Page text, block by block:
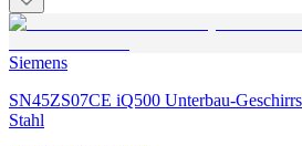
Siemens
SN45ZS07CE iQ500 Unterbau-
Stahl